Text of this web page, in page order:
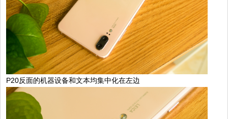
P20反面的机器设备和文本均集中化在左边